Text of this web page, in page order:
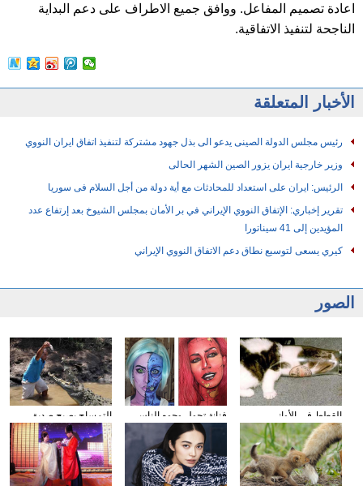
اعادة تصميم المفاعل. ووافق جميع الاطراف على دعم البداية
الناجحة لتنفيذ الاتفاقية.
الأخبار المتعلقة
رئيس مجلس الدولة الصينى يدعو الى بذل جهود مشتركة لتنفيذ اتفاق ايران النووي
وزير خارجية ايران يزور الصين الشهر الحالى
الرئيس: ايران على استعداد للمحادثات مع أية دولة من أجل السلام فى سوريا
تقرير إخباري: الإتفاق النووي الإيراني في بر الأمان بمجلس الشيوخ بعد إرتفاع عدد
المؤيدين إلى 41 سيناتورا
كيري يسعى لتوسيع نطاق دعم الاتفاق النووي الإيراني
الصور
التمساح يصبح صديق
الناس في كوستا ريكا
فنانة تحول وجوه الناس
إلى الشخصيات الكرتونية
باستخدام الماكياج
القطط في الأواني
الزجاجية